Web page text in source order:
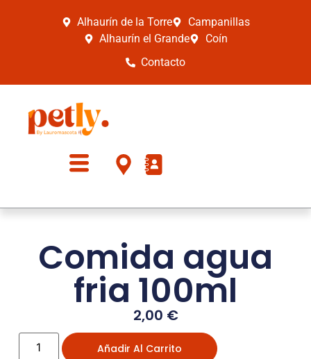
Alhaurín de la Torre
Campanillas
Alhaurín el Grande
Coín
Contacto
Comida agua
fria 100ml
2,00 €
Añadir Al Carrito